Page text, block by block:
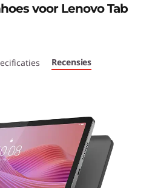
voor Lenovo Tab
Recensies